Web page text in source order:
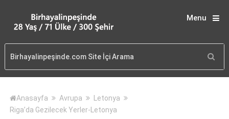
Menu
Anasayfa Avrupa
Letonya
Riga’da Gezilecek Yerler-Letonya